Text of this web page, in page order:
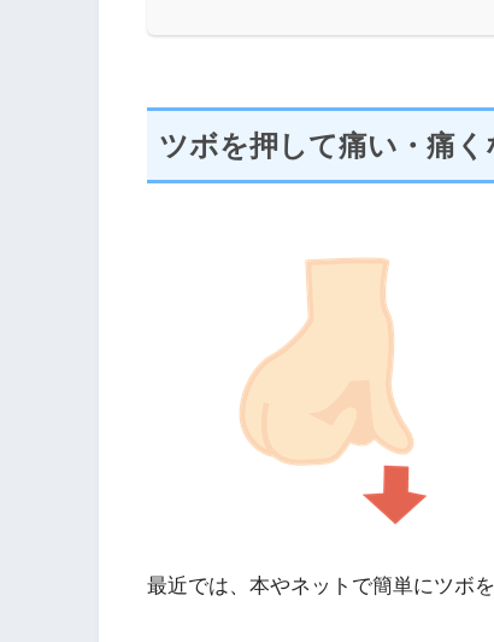
ツボを押して痛い・痛
最近では、本やネットで簡単にツボ